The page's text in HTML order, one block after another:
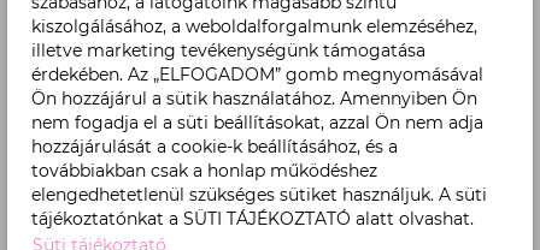
Ft,
kiszolgálásához, a weboldalforgalmunk elemzéséhez,
illetve marketing tevékenységünk támogatása
érdekében. Az „ELFOGADOM” gomb megnyomásával
Ön hozzájárul a sütik használatához. Amennyiben Ön
nem fogadja el a süti beállításokat, azzal Ön nem adja
hozzájárulását a cookie-k beállításához, és a
továbbiakban csak a honlap működéshez
elengedhetetlenül szükséges sütiket használjuk. A süti
tájékoztatónkat a SÜTI TÁJÉKOZTATÓ alatt olvashat.
Süti tájékoztató